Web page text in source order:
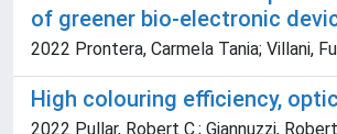
of greener bio-electronic
2022 Prontera, Carmela Tania; Villani,
High colouring efficiency,
2022 Pullar, Robert C.; Giannuzzi,